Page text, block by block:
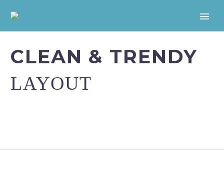
CLEAN & TRENDY
LAYOUT